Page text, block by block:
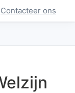
Contacteer ons